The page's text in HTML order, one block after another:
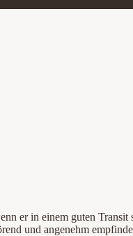
er in einem guten
und angenehm